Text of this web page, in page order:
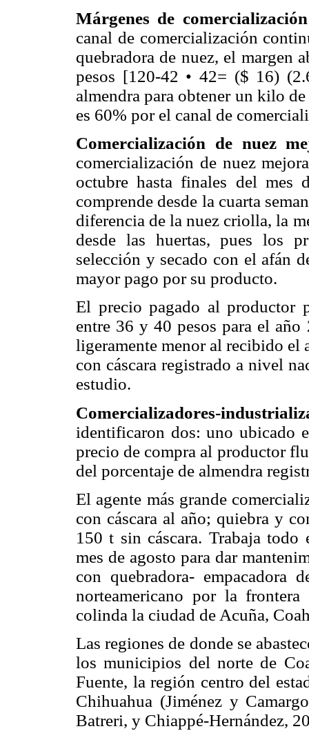
Márgenes de
canal de comercialización
quebradora de nuez, el margen
pesos [120-42 • 42= ($ 16)
almendra para obtener un kilo
es 60% por el canal de
Comercialización de nuez
comercialización de nuez
octubre hasta finales del mes
comprende desde la cuarta
diferencia de la nuez criolla, la
desde las huertas, pues los
selección y secado con el afán
mayor pago por su producto.
El precio pagado al productor
entre 36 y 40 pesos para el
ligeramente menor al recibido
con cáscara registrado a nivel
estudio.
Comercializadores-
identificaron dos: uno ubicado
precio de compra al productor
del porcentaje de almendra
El agente más grande
con cáscara al año; quiebra y
150 t sin cáscara. Trabaja
mes de agosto para dar
con quebradora- empacadora
norteamericano por la
colinda la ciudad de Acuña,
Las regiones de donde se
los municipios del norte de
Fuente, la región centro del
Chihuahua (Jiménez y
Batreri, y Chiappé-Hernández,